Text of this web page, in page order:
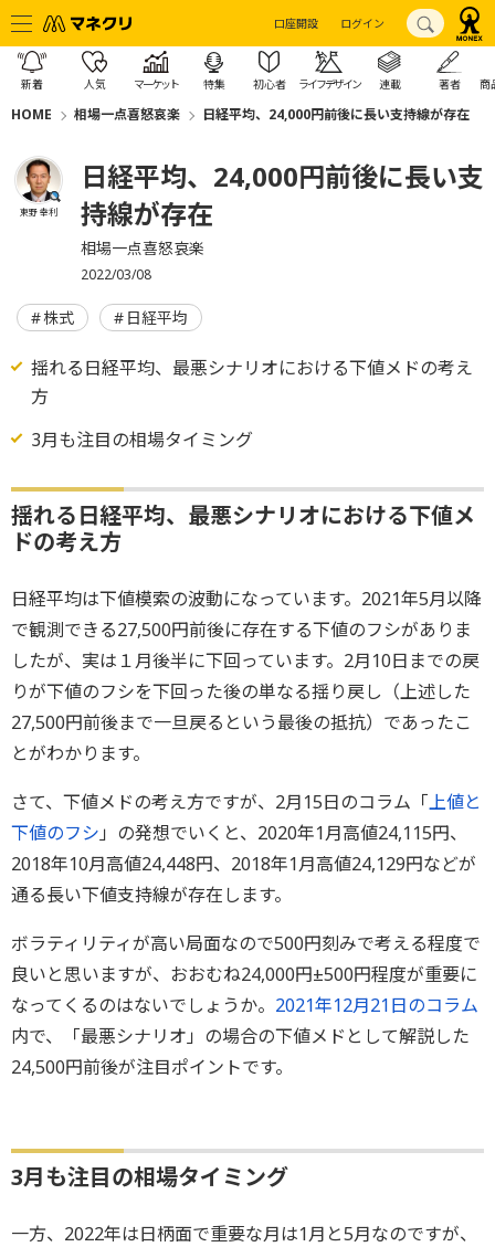
口座開設 ログイン
新着 人気 マーケット 特集 初心者 ライフデザイン 連載 著者 商
HOME 相場一点喜怒哀楽 日経平均、24,000円前後に長い支持線が存在
東野 幸利
日経平均、24,000円前後に長い支
持線が存在
相場一点喜怒哀楽
2022/03/08
株式 日経平均
揺れる日経平均、最悪シナリオにおける下値メドの考え
方
3月も注目の相場タイミング
揺れる日経平均、最悪シナリオにおける下値メ
ドの考え方
日経平均は下値模索の波動になっています。2021年5月以降
で観測できる27,500円前後に存在する下値のフシがありま
したが、実は１月後半に下回っています。2月10日までの戻
りが下値のフシを下回った後の単なる揺り戻し（上述した
27,500円前後まで一旦戻るという最後の抵抗）であったこ
とがわかります。
さて、下値メドの考え方ですが、2月15日のコラム「上値と
下値のフシ 」の発想でいくと、2020年1月高値24,115円、
2018年10月高値24,448円、2018年1月高値24,129円などが
通る長い下値支持線が存在します。
ボラティリティが高い局面なので500円刻みで考える程度で
良いと思いますが、おおむね24,000円±500円程度が重要に
なってくるのはないでしょうか。 2021年12月21日のコラム
内で、「最悪シナリオ」の場合の下値メドとして解説した
24,500円前後が注目ポイントです。
3月も注目の相場タイミング
一方、2022年は日柄面で重要な月は1月と5月なのですが、